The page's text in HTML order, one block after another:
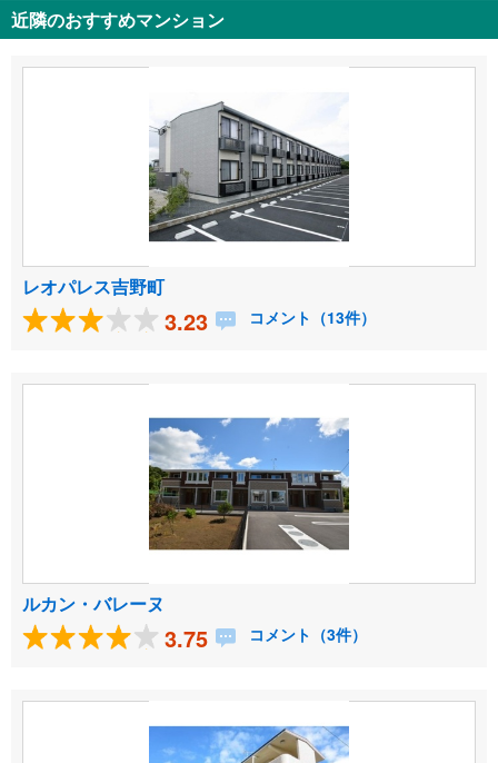
近隣のおすすめマンション
レオパレス吉野町
3.23 コメント（13件）
ルカン・バレーヌ
3.75 コメント（3件）